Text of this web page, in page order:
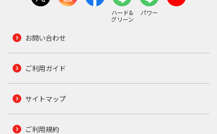
ハード&
グリーン
パワー
お問い合わせ
ご利用ガイド
サイトマップ
ご利用規約